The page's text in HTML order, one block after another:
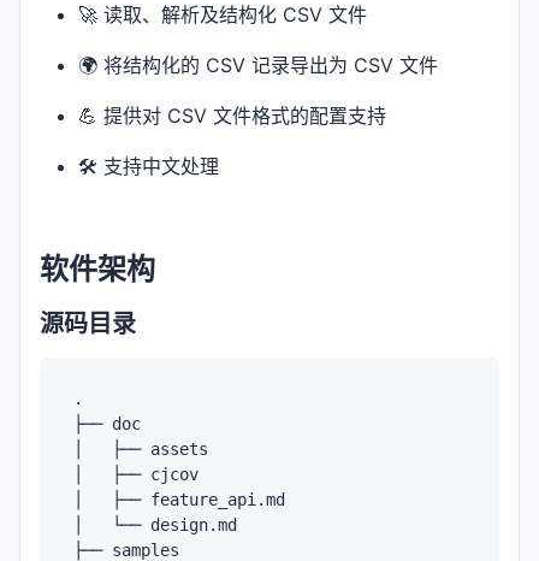
🚀 读取、解析及结构化 CSV 文件
🌍 将结构化的 CSV 记录导出为 CSV 文件
💪 提供对 CSV 文件格式的配置支持
🛠️ 支持中文处理
软件架构
源码目录
.
├── doc
│   ├── assets
│   ├── cjcov
│   ├── feature_api.md
│   └── design.md
├── samples